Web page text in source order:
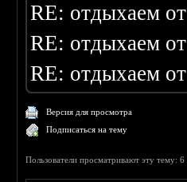
RE: отдыхаем
RE: отдыхаем
RE: отдыхаем
Версия для просмотра
Подписаться на тему
Пользователи просматривают эту тему: 6